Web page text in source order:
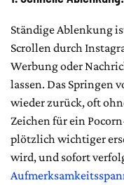
Ständige Ablenkung
Scrollen durch
Werbung oder
lassen. Das Springen
wieder zurück, oft
Zeichen für ein
plötzlich wichtiger
wird, und sofort